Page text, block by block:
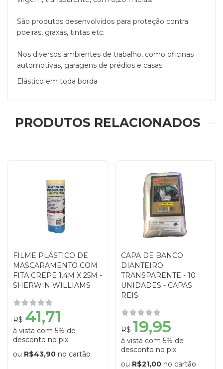
São produtos desenvolvidos para proteção contra
poeiras, graxas, tintas etc.
Nos diversos ambientes de trabalho, como oficinas
automotivas, garagens de prédios e casas.
Elástico em toda borda
PRODUTOS RELACIONADOS
FILME PLÁSTICO DE
MASCARAMENTO COM
FITA CREPE 1.4M X 25M -
SHERWIN WILLIAMS
R$ 41,71
à vista com 5% de
desconto no pix
ou R$43,90 no cartão
CAPA DE BANCO
DIANTEIRO
TRANSPARENTE - 10
UNIDADES - CAPAS
REIS
R$ 19,95
à vista com 5% de
desconto no pix
ou R$21,00no cartão